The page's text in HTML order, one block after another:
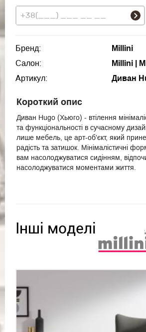
Бренд:
Millini
Салон:
Millini |
Артикул:
Диван
Короткий опис
Диван Hugo (Хьюго) - втілення
та функціональності в сучасному
лише мебель, це арт-об'єкт, який
радість та затишок. Мінімалістичні
вам насолоджуватися сидінням,
насолоджуватися моментами життя.
Інші моделі